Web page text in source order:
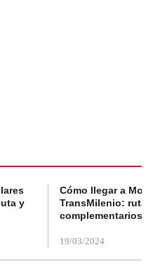
y
Cómo llegar a
TransMilenio:
complementarios
19/03/2024